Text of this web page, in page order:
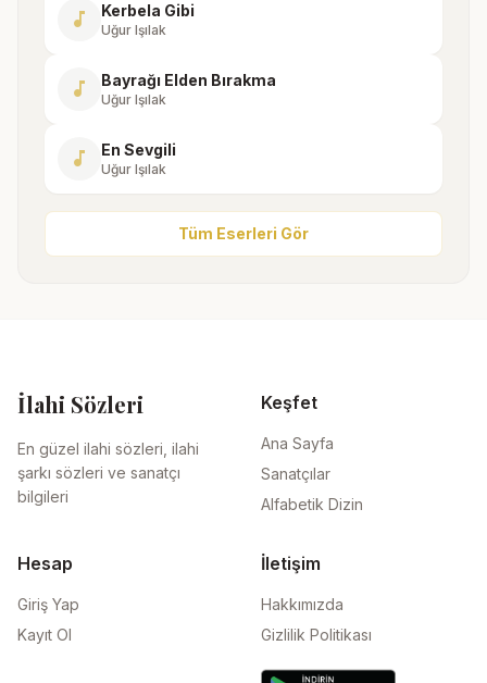
music_note Kerbela Gibi
Uğur Işılak
music_note Bayrağı Elden Bırakma
Uğur Işılak
music_note En Sevgili
Uğur Işılak
Tüm Eserleri Gör
İlahi Sözleri
En güzel ilahi sözleri, ilahi
şarkı sözleri ve sanatçı
bilgileri
Keşfet
Ana Sayfa
Sanatçılar
Alfabetik Dizin
Hesap
Giriş Yap
Kayıt Ol
İletişim
Hakkımızda
Gizlilik Politikası